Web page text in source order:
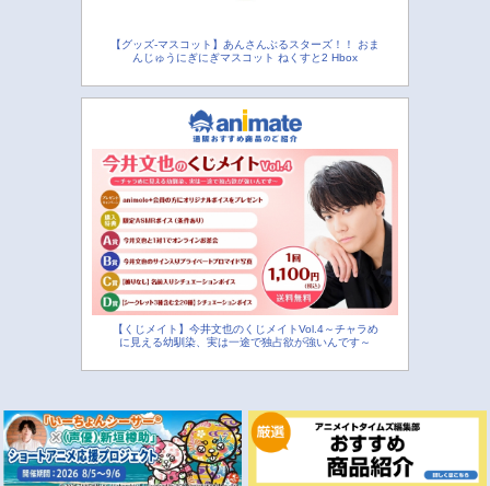
【グッズ-マスコット】あんさんぶるスターズ！！ おま
んじゅうにぎにぎマスコット ねくすと2 Hbox
【くじメイト】今井文也のくじメイトVol.4～チャラめ
に見える幼馴染、実は一途で独占欲が強いんです～